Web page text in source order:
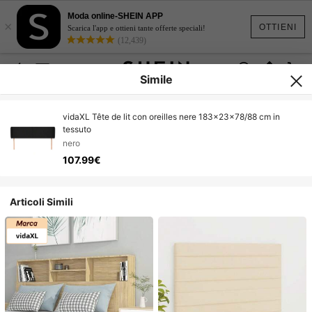
OTTIENI
×
Moda online-SHEIN APP
Scarica l'app e ottieni tante offerte speciali!
(12,439)
Simile
vidaXL Tête de lit con oreilles nere 183x23x78/88 cm in
tessuto
nero
107.99€
Articoli Simili